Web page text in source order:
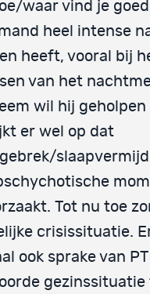
waar vind je
heel intense
heeft, vooral bij
van het
wil hij geholpen
er wel op dat
Tot nu toe
crisissituatie.
ook sprake van
gezinssituatie